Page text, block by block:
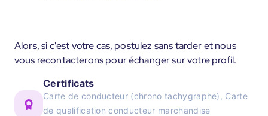
Alors, si c'est votre cas, postulez sans tarder et nous
vous recontacterons pour échanger sur votre profil.
Certificats
Carte de conducteur (chrono tachygraphe), Carte
de qualification conducteur marchandise